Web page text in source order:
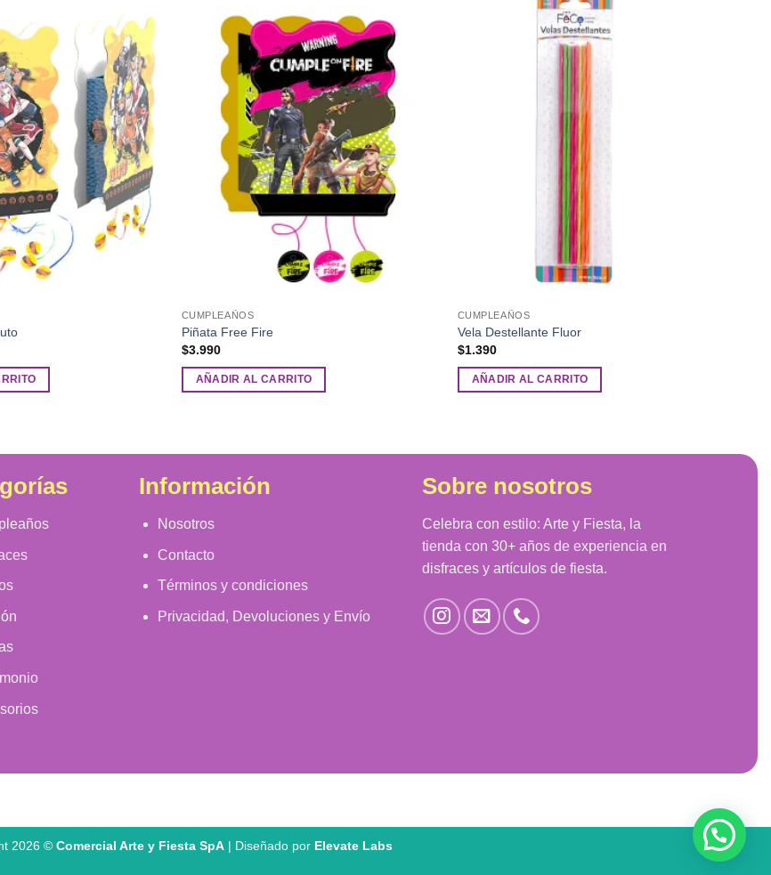
Añadir
a la
lista de
deseos
Añadir
lista de
deseos
CUMPLEAÑOS
Piñata Free Fire
$3.990
AÑADIR AL CARRITO
CUMPLEAÑOS
Vela Destellante Fluor
$1.390
AÑADIR AL CARRITO
Información
Nosotros
Contacto
Términos y condiciones
Privacidad, Devoluciones y Envío
Sobre nosotros
Celebra con estilo: Arte y Fiesta, la
tienda con 30+ años de experiencia en
disfraces y artículos de fiesta.
2026 © Comercial Arte y Fiesta SpA| Diseñado por Elevate Labs